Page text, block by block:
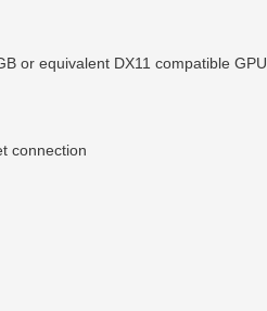
or equivalent DX11 compatible GPU
connection